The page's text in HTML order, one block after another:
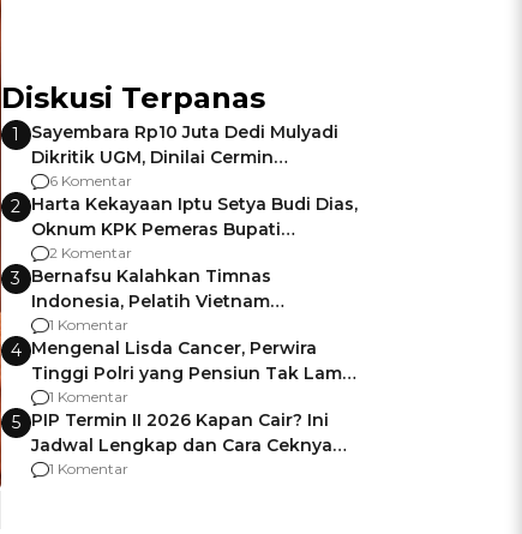
Diskusi Terpanas
1
Sayembara Rp10 Juta Dedi Mulyadi
Dikritik UGM, Dinilai Cermin
Gagalnya Negara Jamin Keamanan
6 Komentar
2 Harta Kekayaan Iptu Setya Budi Dias,
Oknum KPK Pemeras Bupati
Pemalang
2 Komentar
3 Bernafsu Kalahkan Timnas
Indonesia, Pelatih Vietnam
Berencana Pakai Jimat di Pakansari
1 Komentar
4 Mengenal Lisda Cancer, Perwira
Tinggi Polri yang Pensiun Tak Lama
Usai Jadi Brigjen
1 Komentar
5 PIP Termin II 2026 Kapan Cair? Ini
Jadwal Lengkap dan Cara Ceknya
agar Dana Tidak Hangus!
1 Komentar